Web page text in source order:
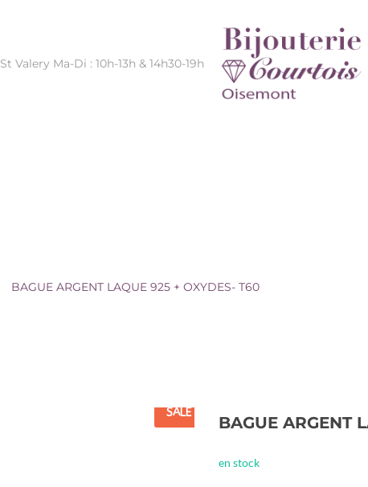
St Valery Ma-Di : 10h-13h & 14h30-19h
BAGUE ARGENT LAQUE 925 + OXYDES- T60
SALE BAGUE ARGENT
en stock